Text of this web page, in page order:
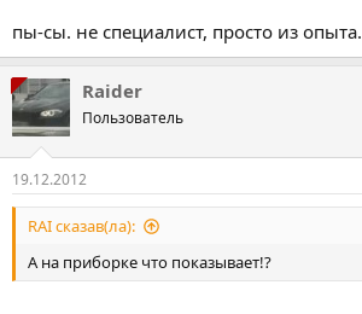
пы-сы. не специалист, просто из опыта.
Raider
Пользователь
19.12.2012
RAI сказав(ла):
А на приборке что показывает!?